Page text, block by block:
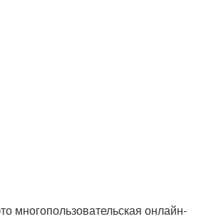
многопользовательская онлайн-